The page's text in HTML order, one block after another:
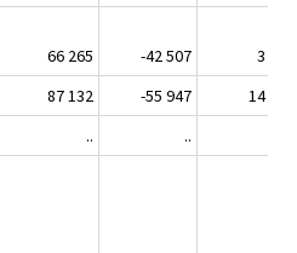
66 265 -42 507
3 477
87 132 -55 947
14 628
.. ..